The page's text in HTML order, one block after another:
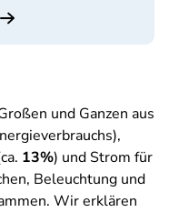
und Ganzen aus
13%) und Strom für
Beleuchtung und
Wir erklären